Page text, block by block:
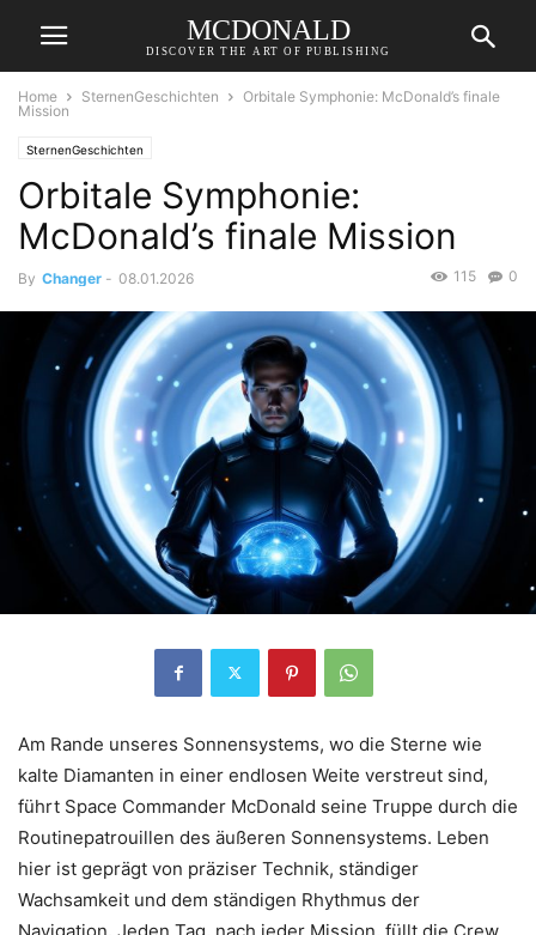
MCDONALD
DISCOVER THE ART OF PUBLISHING
Home SternenGeschichten
Orbitale Symphonie: McDonald’s finale
Mission
SternenGeschichten
Orbitale Symphonie:
McDonald’s finale Mission
By Changer - 08.01.2026 0
115
Am Rande unseres Sonnensystems, wo die Sterne wie
kalte Diamanten in einer endlosen Weite verstreut sind,
führt Space Commander McDonald seine Truppe durch die
Routinepatrouillen des äußeren Sonnensystems. Leben
hier ist geprägt von präziser Technik, ständiger
Wachsamkeit und dem ständigen Rhythmus der
Navigation. Jeden Tag, nach jeder Mission, füllt die Crew